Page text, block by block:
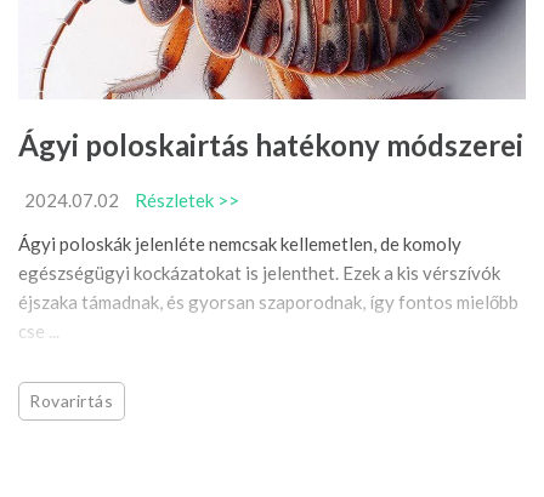
Ágyi poloskairtás hatékony módszerei
2024.07.02
Részletek >>
Ágyi poloskák jelenléte nemcsak kellemetlen, de komoly
egészségügyi kockázatokat is jelenthet. Ezek a kis vérszívók
éjszaka támadnak, és gyorsan szaporodnak, így fontos mielőbb
cse ...
Rovarirtás